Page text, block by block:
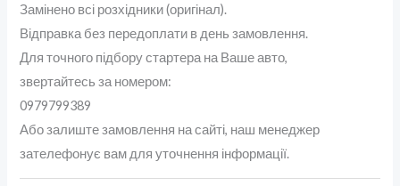
Замінено всі розхідники (оригінал).
Відправка без передоплати в день замовлення.
Для точного підбору стартера на Ваше авто,
звертайтесь за номером:
0979799389
Або залиште замовлення на сайті, наш менеджер
зателефонує вам для уточнення інформації.